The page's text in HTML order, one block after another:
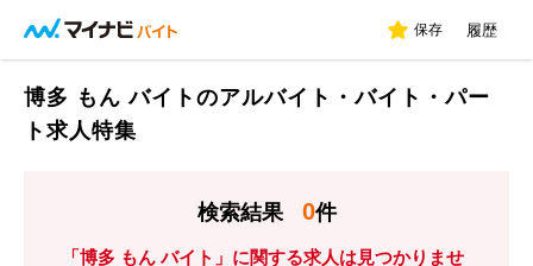
保存 履歴
博多 もん バイトのアルバイト・バイト・パー
ト求人特集
検索結果 0件
「博多 もん バイト」に関する求人は見つかりませ